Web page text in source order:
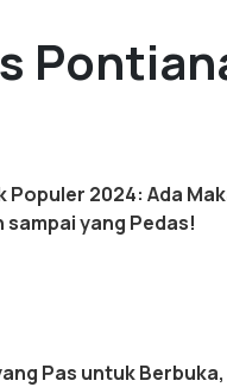
Populer 2024: Ada
sampai yang Pedas!
Pas untuk